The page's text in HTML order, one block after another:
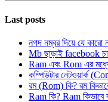
Last posts
নগদ নম্বর দিয়ে যে
Mb ছাড়াই facebook
Ram এবং Rom এর
কম্পিউটার নেটওয়ার্ক
রম (Rom) কি? রম
Ram কি? Ram কিভাবে